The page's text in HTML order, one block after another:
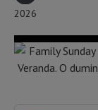
2026